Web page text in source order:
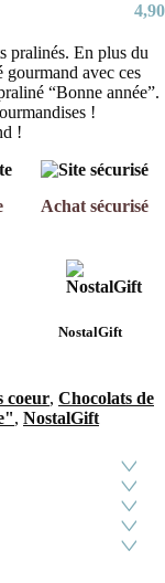
4,90
pralinés. En plus du
avec ces
“Bonne année”.
!
!
Achat sécurisé
NostalGift
coeur, Chocolats de
, NostalGift